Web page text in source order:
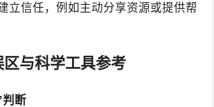
立信任，例如主动分享资源或提供帮
与科学工具参考
判断